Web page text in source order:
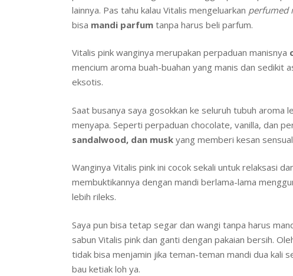
lainnya. Pas tahu kalau Vitalis mengeluarkan perfumed
bisa mandi parfum tanpa harus beli parfum.
Vitalis pink wanginya merupakan perpaduan manisnya
mencium aroma buah-buahan yang manis dan sedikit
eksotis.
Saat busanya saya gosokkan ke seluruh tubuh aroma
menyapa. Seperti perpaduan chocolate, vanilla, dan
sandalwood, dan musk yang memberi kesan
Wanginya Vitalis pink ini cocok sekali untuk relaksasi
membuktikannya dengan mandi berlama-lama
lebih rileks.
Saya pun bisa tetap segar dan wangi tanpa harus
sabun Vitalis pink dan ganti dengan pakaian bersih.
tidak bisa menjamin jika teman-teman mandi dua kali
bau ketiak loh ya.